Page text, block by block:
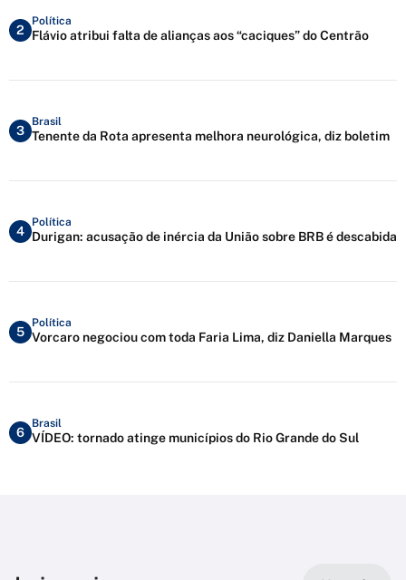
2
Política
Flávio atribui falta de alianças aos “caciques” do Centrão
3
Brasil
Tenente da Rota apresenta melhora neurológica, diz boletim
4
Política
Durigan: acusação de inércia da União sobre BRB é descabida
5
Política
Vorcaro negociou com toda Faria Lima, diz Daniella Marques
6
Brasil
VÍDEO: tornado atinge municípios do Rio Grande do Sul